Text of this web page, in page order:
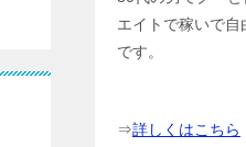
エイトで稼いで自
です。
⇒詳しくはこちら